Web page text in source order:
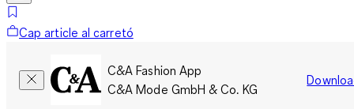
Cap article al carretó
C&A Fashion App
C&A Mode GmbH & Co. KG